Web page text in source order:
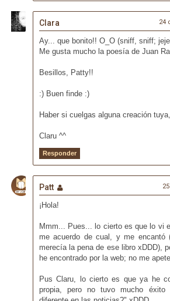
Clara 24
Ay... que bonito!! O_O (sniff, sniff;
Me gusta mucho la poesía de Juan
Besillos, Patty!!
:) Buen finde :)
Haber si cuelgas alguna creación
Claru ^^
Responder
Patt
¡Hola!
Mmm... Pues... lo cierto es que lo vi
me acuerdo de cual, y me encantó
merecía la pena de ese libro xDDD),
he encontrado por la web; no me
Pus Claru, lo cierto es que ya he
propia, pero no tuvo mucho